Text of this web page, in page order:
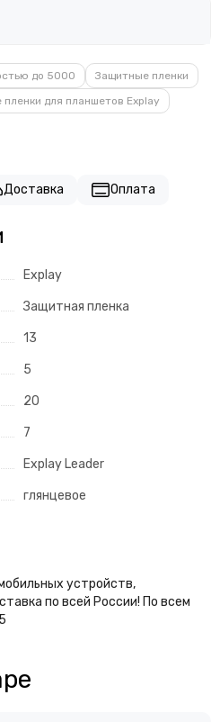
до 5000
Защитные пленки
для планшетов Explay
Доставка Оплата
Explay
Защитная пленка
13
5
20
7
Explay Leader
глянцевое
устройств,
по всей России! По всем